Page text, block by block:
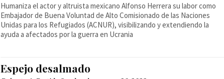
Humaniza el actor y altruista mexicano Alfonso Herrera su labor como
Embajador de Buena Voluntad de Alto Comisionado de las Naciones
Unidas para los Refugiados (ACNUR), visibilizando y extendiendo la
ayuda a afectados por la guerra en Ucrania
Espejo desalmado